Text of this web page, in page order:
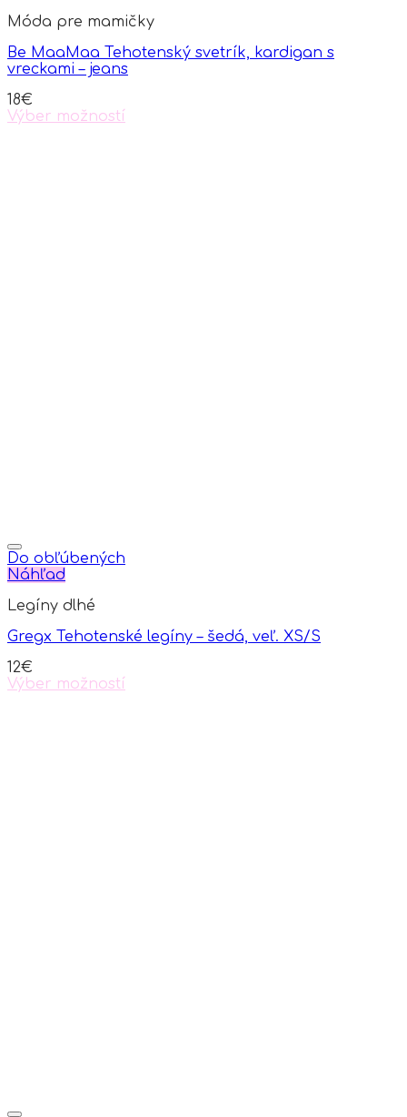
Móda pre mamičky
Be MaaMaa Tehotenský svetrík, kardigan s
vreckami – jeans
18€
Výber možností
Do obľúbených
Náhľad
Legíny dlhé
Gregx Tehotenské legíny – šedá, veľ. XS/S
12€
Výber možností